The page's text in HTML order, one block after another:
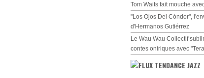
Tom Waits fait mouche
"Los Ojos Del Cóndor",
d'Hermanos Gutiérrez
Le Wau Wau Collectif
contes oniriques avec
TENDANCE JAZZ